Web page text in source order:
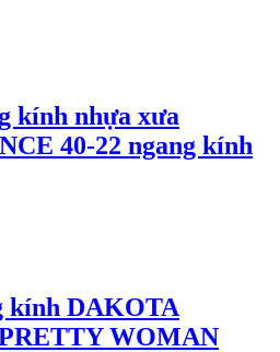
kính nhựa xưa
40-22 ngang kính
kính DAKOTA
WOMAN